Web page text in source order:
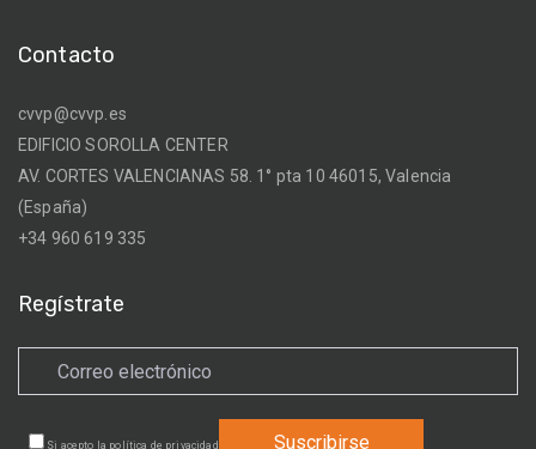
Contacto
cvvp@cvvp.es
EDIFICIO SOROLLA CENTER
AV. CORTES VALENCIANAS 58. 1° pta 10 46015, Valencia
(España)
+34 960 619 335
Regístrate
Si acepto la política de privacidad